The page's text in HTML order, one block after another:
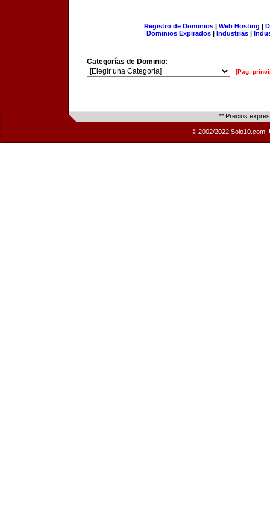
Registro de Dominios| Web Hosting |
Dominios Expirados | Industrias |
Categorías de Dominio:
[Pág.
** Precios
© 2002/2022 Solo10.com